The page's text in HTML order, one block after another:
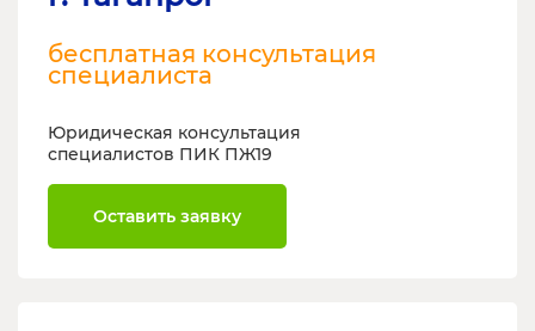
бесплатная консультация
специалиста
Юридическая консультация
специалистов ПИК ПЖ19
Оставить заявку